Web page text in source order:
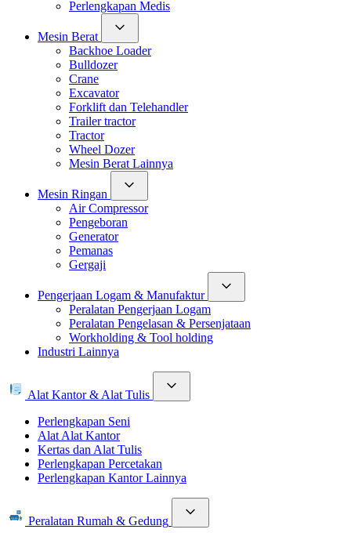
Perlengkapan Medis
Mesin Berat
Backhoe Loader
Bulldozer
Crane
Excavator
Forklift dan Telehandler
Trailer tractor
Tractor
Wheel Dozer
Mesin Berat Lainnya
Mesin Ringan
Air Compressor
Pengeboran
Generator
Pemanas
Gergaji
Pengerjaan Logam & Manufaktur
Peralatan Pengerjaan Logam
Peralatan Pengelasan & Persenjataan
Workholding & Tool holding
Industri Lainnya
Alat Kantor & Alat Tulis
Perlengkapan Seni
Alat Alat Kantor
Kertas dan Alat Tulis
Perlengkapan Percetakan
Perlengkapan Kantor Lainnya
Peralatan Rumah & Gedung